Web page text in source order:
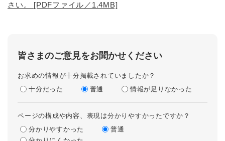
さい。 [PDFファイル／1.4MB]
皆さまのご意見をお聞かせください
お求めの情報が十分掲載されていましたか？
十分だった
普通 情報が足りなかった
ページの構成や内容、表現は分かりやすかったですか？
分かりやすかった
普通